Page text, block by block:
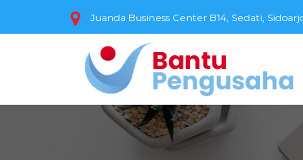
Juanda Business Center B14, Sedati,